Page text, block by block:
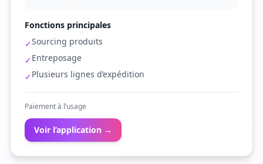
Fonctions principales
✓Sourcing produits
✓Entreposage
✓Plusieurs lignes d’expédition
Paiement à l’usage
Voir l’application →